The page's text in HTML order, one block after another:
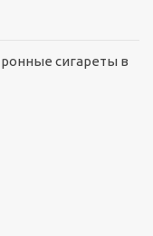
сигареты в